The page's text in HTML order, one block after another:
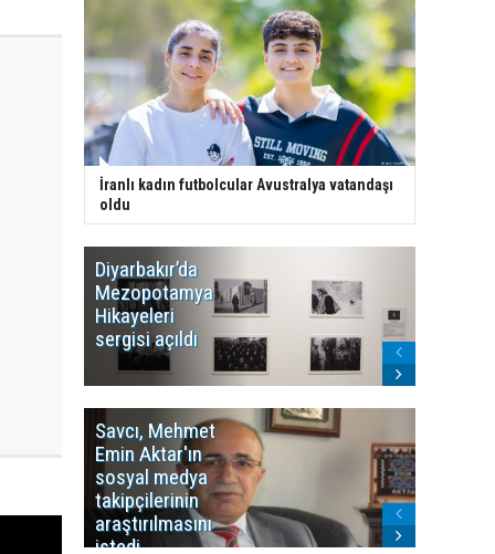
İranlı kadın futbolcular Avustralya vatandaşı
oldu
Diyarbakır’da
Mezopotamya
Hikayeleri
sergisi açıldı
Savcı, Mehmet
Emin Aktar'ın
sosyal medya
takipçilerinin
araştırılmasını
istedi